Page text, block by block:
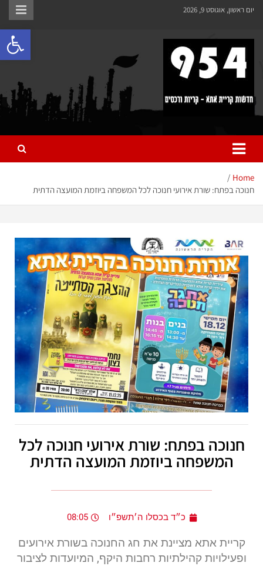
לתוכן
יום ראשון, אוגוסט 9, 2026
Home
חנוכה בפתח: שורת אירועי חנוכה לכל המשפחה ביוזמת המועצה הדתית
חנוכה בפתח: שורת אירועי חנוכה לכל
המשפחה ביוזמת המועצה הדתית
כ״ד בכסלו ה׳תשפ״ו 08:05
קריית אתא מציינת את חג החנוכה בשורת אירועים
ופעילויות קהילתיות רחבות היקף, המיועדות לציבור